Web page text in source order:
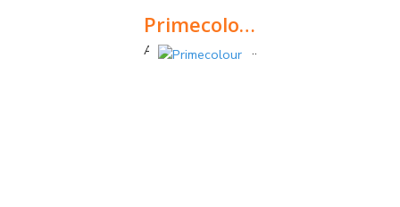
Primecolour-Slim
Argamassa de betumação de juntas de 0 a 2mm com textura lisa, para interior e exterior.